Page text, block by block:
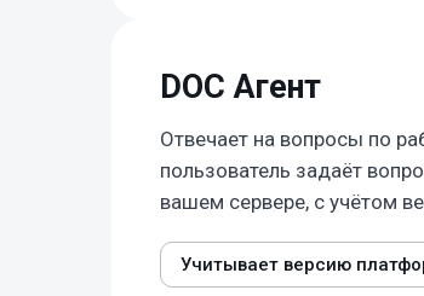
DOC Агент
Отвечает на вопросы по
пользователь задаёт
вашем сервере, с учётом
Учитывает версию